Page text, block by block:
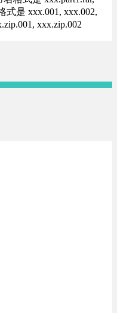
式是 xxx.001, xxx.002,
xxx.zip.002